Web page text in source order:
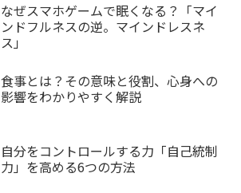
なぜスマホゲームで眠くなる？「マイ
ンドフルネスの逆。マインドレスネ
ス」
食事とは？その意味と役割、心身への
影響をわかりやすく解説
自分をコントロールする力「自己統制
力」を高める6つの方法